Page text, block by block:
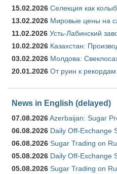
15.02.2026 Селекция как
13.02.2026 Мировые цены на
11.02.2026 Усть-Лабинский
10.02.2026 Казахстан:
03.02.2026 Молдова:
20.01.2026 От руин к
News in English (delayed)
07.08.2026Azerbaijan: Sugar
06.08.2026 Daily Off-Exchange
06.08.2026 Sugar Trading on
05.08.2026 Daily Off-Exchange
05.08.2026 Sugar Trading on